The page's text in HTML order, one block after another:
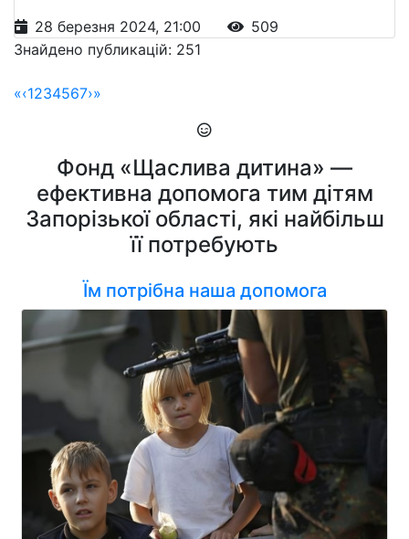
28 березня 2024, 21:00
509
Знайдено публикацій: 251
«‹1234567›»
Фонд «Щаслива дитина» —
ефективна допомога тим дітям
Запорізької області, які найбільш
її потребують
Їм потрібна наша допомога